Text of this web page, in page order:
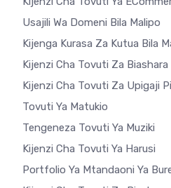
Usajili Wa Domeni Bila Malipo
Kijenga Kurasa Za Kutua Bila
Kijenzi Cha Tovuti Za Biashara
Kijenzi Cha Tovuti Za Upigaji
Tovuti Ya Matukio
Tengeneza Tovuti Ya Muziki
Kijenzi Cha Tovuti Ya Harusi
Portfolio Ya Mtandaoni Ya